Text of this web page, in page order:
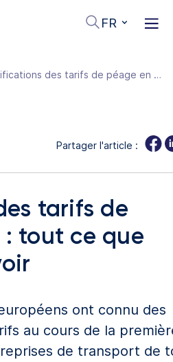
FR
Modifications des tarifs de péage en 2025 : tout ce que vous devez savoir
Partager l'article :
tarifs de
: tout ce que
ont connu des
au cours de la
de transport de